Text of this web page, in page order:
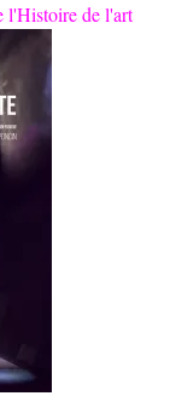
l'Histoire de l'art